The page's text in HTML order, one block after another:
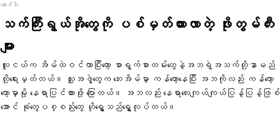
ဆောင်းပါး
သက်ကြီးရွယ်အိုတွေကို ပစ်မှတ်ထားလာတဲ့ ဖိုးတွမ်တီး
များ
လူငယ်က အိမ်ထဲဝင်လာပြီးတော့ စာရွက်စာတမ်းတွေနဲ့အဘရဲ့အသက်တို့နာမည်
တို့ရေးမှတ်တယ်။ သူ့အဖွဲ့တွေက ဘေးအိမ်မှာ ကန်တော့နေပြီး အဘကိုလည်း ကန်တော့
တော့မှာမို့ နေရာပြင်ထားဖို့ ပြောတယ်။ အဘလည်း နေရာလေးကျယ်ကျယ်ပြန့်ပြန့်ဖြစ်
အောင် ခုံတွေပစ္စည်းတွေ ဟိုရွှေ့သည်ရွှေ့လုပ်တယ်။